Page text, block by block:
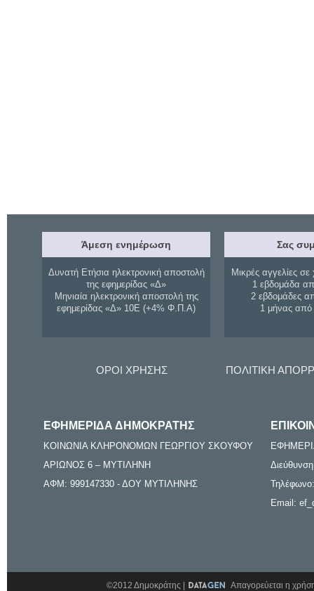
Άμεση ενημέρωση
Δυνατή Ετήσια ηλεκτρονική αποστολή
της εφημερίδας «Δ»
Μηνιαία ηλεκτρονική αποστολή της
εφημερίδας «Δ» 10Ε (+4% Φ.Π.Α)
Σας
Μικρές αγγελίες σε
1 εβδομάδα
2 εβδομάδες
1 μήνας
ΟΡΟΙ ΧΡΗΣΗΣ ΠΟΛΙΤΙΚΗ
ΕΦΗΜΕΡΙΔΑ ΔΗΜΟΚΡΑΤΗΣ
ΚΟΙΝΩΝΙΑ ΚΛΗΡΟΝΟΜΩΝ ΓΕΩΡΓΙΟΥ ΣΚΟΥΦΟΥ
ΑΡΙΩΝΟΣ 6 – ΜΥΤΙΛΗΝΗ
ΑΦΜ: 999147330 - ΔΟΥ ΜΥΤΙΛΗΝΗΣ
Email:
©2012 Δημοκράτης | Απαγορεύεται η